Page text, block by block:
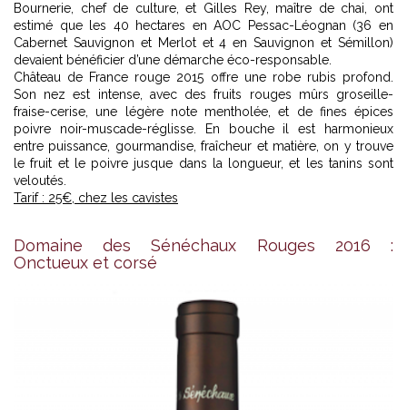
Bournerie, chef de culture, et Gilles Rey, maître de chai, ont
estimé que les 40 hectares en AOC Pessac-Léognan (36 en
Cabernet Sauvignon et Merlot et 4 en Sauvignon et Sémillon)
devaient bénéficier d’une démarche éco-responsable.
Château de France rouge 2015 offre une robe rubis profond.
Son nez est intense, avec des fruits rouges mûrs groseille-
fraise-cerise, une légère note mentholée, et de fines épices
poivre noir-muscade-réglisse. En bouche il est harmonieux
entre puissance, gourmandise, fraîcheur et matière, on y trouve
le fruit et le poivre jusque dans la longueur, et les tanins sont
veloutés.
Tarif : 25€, chez les cavistes
Domaine des Sénéchaux Rouges 2016 :
Onctueux et corsé